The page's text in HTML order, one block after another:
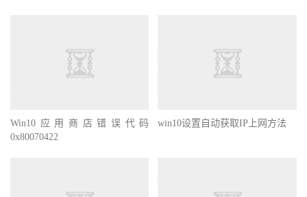
Win10应用商店错误代码
0x80070422
win10设置自动获取IP上网方法